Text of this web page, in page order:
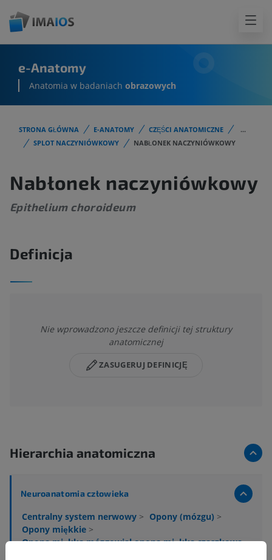
e-Anatomy
Anatomia w badaniach obrazowych
STRONA GŁÓWNA E-ANATOMY CZĘŚCI ANATOMICZNE
...
SPLOT NACZYNIÓWKOWY
NABŁONEK NACZYNIÓWKOWY
Nabłonek naczyniówkowy
Epithelium choroideum
Definicja
Nie wprowadzono jeszcze definicji tej struktury
anatomicznej
ZASUGERUJ DEFINICJĘ
Hierarchia anatomiczna
Neuroanatomia człowieka
Centralny system nerwowy > Opony (mózgu) >
Opony miękkie >
Opona miękka mózgowial opona miękka czaszkowa